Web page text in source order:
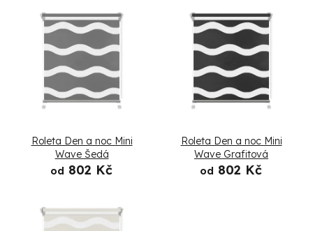
Roleta Den a noc Mini
Wave Šedá
od 802 Kč
Roleta Den a noc Mini
Wave Grafitová
od 802 Kč